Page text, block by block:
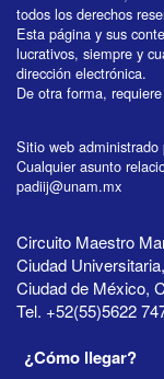
todos los derechos
Esta página y sus
lucrativos, siempre y
dirección electrónica.
De otra forma,
Sitio web
Cualquier asunto
padiij@unam.mx
Circuito Maestro
Ciudad
Ciudad de México,
Tel. +52(55)5622
¿Cómo llegar?